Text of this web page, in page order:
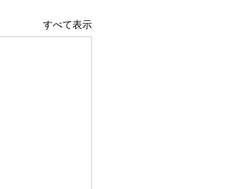
すべて表示